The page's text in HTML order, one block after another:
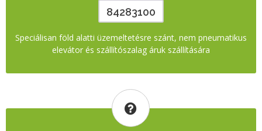
84283100
Speciálisan föld alatti üzemeltetésre szánt, nem pneumatikus
elevátor és szállítószalag áruk szállítására